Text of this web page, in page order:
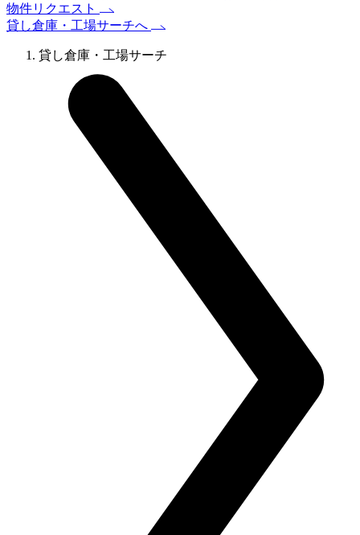
物件リクエスト
貸し倉庫・工場サーチへ
貸し倉庫・工場サーチ